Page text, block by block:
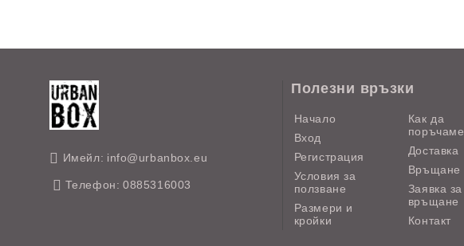
Имейл: info@urbanbox.eu
Телефон: 0885316003
Полезни връзки
Начало
Вход
Регистрация
Условия за
ползване
Размери и
кройки
Как да
поръчаме
Доставка
Връщане
Заявка за
връщане
Контакт